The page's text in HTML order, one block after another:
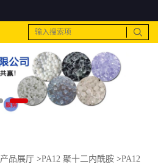
产品展厅 >PA12 聚十二内酰胺 >PA12